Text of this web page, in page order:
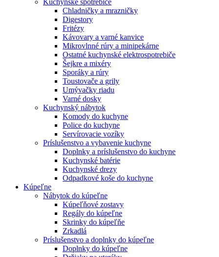
Chladničky a mrazničky
Digestory
Fritézy
Kávovary a varné kanvice
Mikrovlnné rúry a minipekárne
Ostatné kuchynské elektrospotrebiče
Šejkre a mixéry
Sporáky a rúry
Toustovače a grily
Umývačky riadu
Varné dosky
Kuchynský nábytok
Komody do kuchyne
Police do kuchyne
Servírovacie vozíky
Príslušenstvo a vybavenie kuchyne
Doplnky a príslušenstvo do kuchyne
Kuchynské batérie
Kuchynské drezy
Odpadkové koše do kuchyne
Kúpeľne
Nábytok do kúpeľne
Kúpeľňové zostavy
Regály do kúpeľne
Skrinky do kúpeľňe
Zrkadlá
Príslušenstvo a doplnky do kúpeľne
Doplnky do kúpeľne